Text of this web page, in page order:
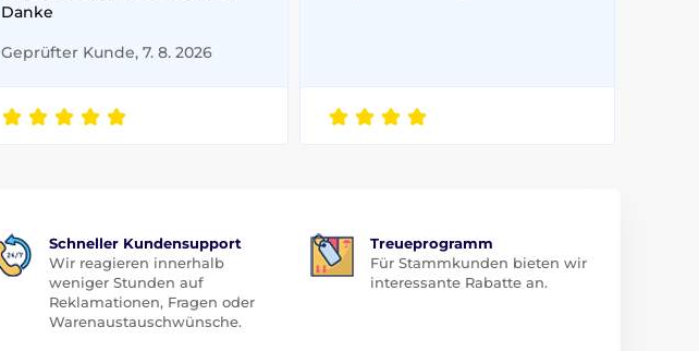
Danke
Geprüfter Kunde, 7. 8. 2026
Schneller Kundensupport
Wir reagieren innerhalb
weniger Stunden auf
Reklamationen, Fragen oder
Warenaustauschwünsche.
Treueprogramm
Für Stammkunden bieten wir
interessante Rabatte an.